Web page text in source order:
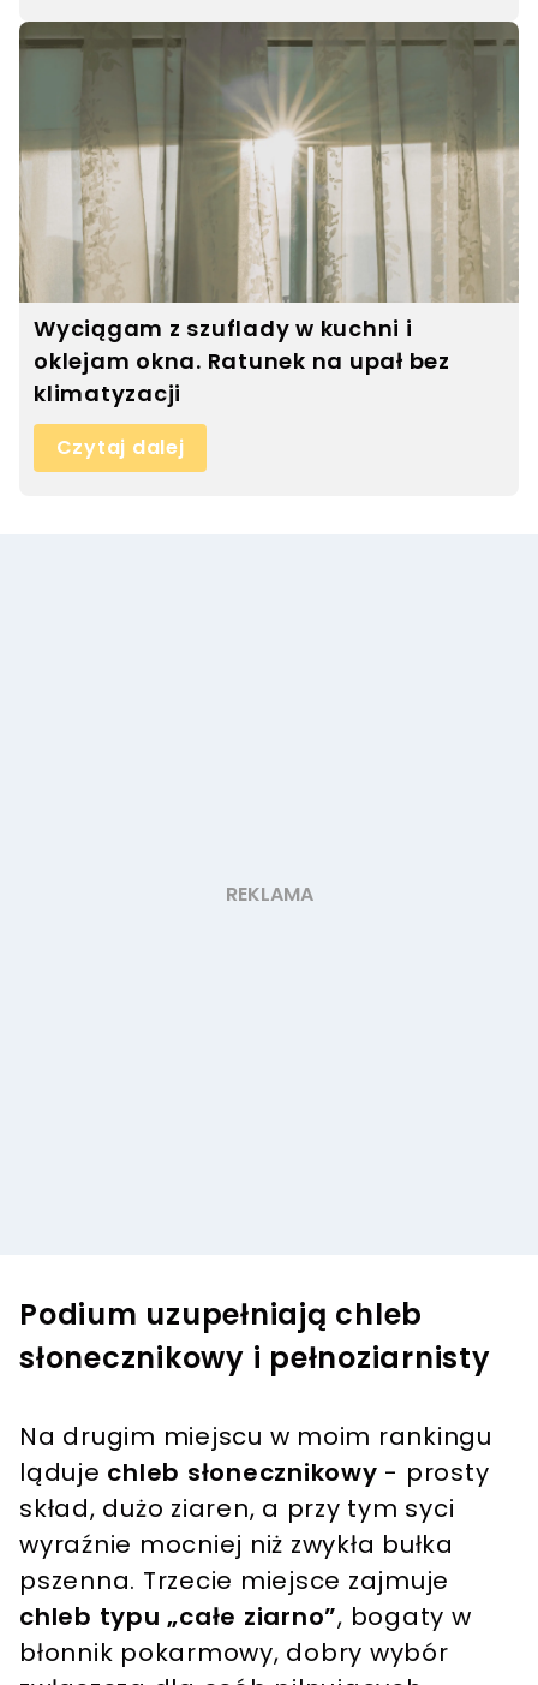
Wyciągam z szuflady w kuchni i
oklejam okna. Ratunek na upał bez
klimatyzacji
Czytaj dalej
Podium uzupełniają chleb
słonecznikowy i pełnoziarnisty
Na drugim miejscu w moim rankingu
ląduje chleb słonecznikowy - prosty
skład, dużo ziaren, a przy tym syci
wyraźnie mocniej niż zwykła bułka
pszenna. Trzecie miejsce zajmuje
chleb typu „całe ziarno”, bogaty w
błonnik pokarmowy, dobry wybór